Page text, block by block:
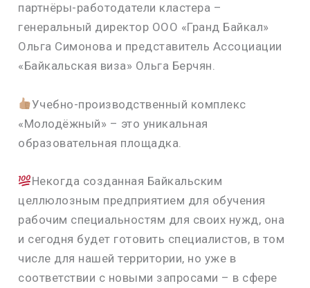
партнёры-работодатели кластера –
генеральный директор ООО «Гранд Байкал»
Ольга Симонова и представитель Ассоциации
«Байкальская виза» Ольга Берчян.
Учебно-производственный комплекс
«Молодёжный» – это уникальная
образовательная площадка.
Некогда созданная Байкальским
целлюлозным предприятием для обучения
рабочим специальностям для своих нужд, она
и сегодня будет готовить специалистов, в том
числе для нашей территории, но уже в
соответствии с новыми запросами – в сфере